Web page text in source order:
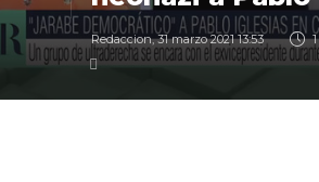
Redaccion,31 marzo 2021 13:53 1